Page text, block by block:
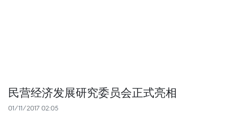
民营经济发展研究委员会正式亮相
01/11/2017 02:05